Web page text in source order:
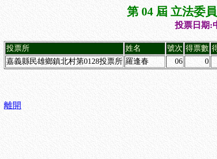
第 04 屆 立法委
投票日期:
投票所 姓名 號次 得票數
嘉義縣民雄鄉鎮北村第0128投票所 羅逢春 06 0
離開